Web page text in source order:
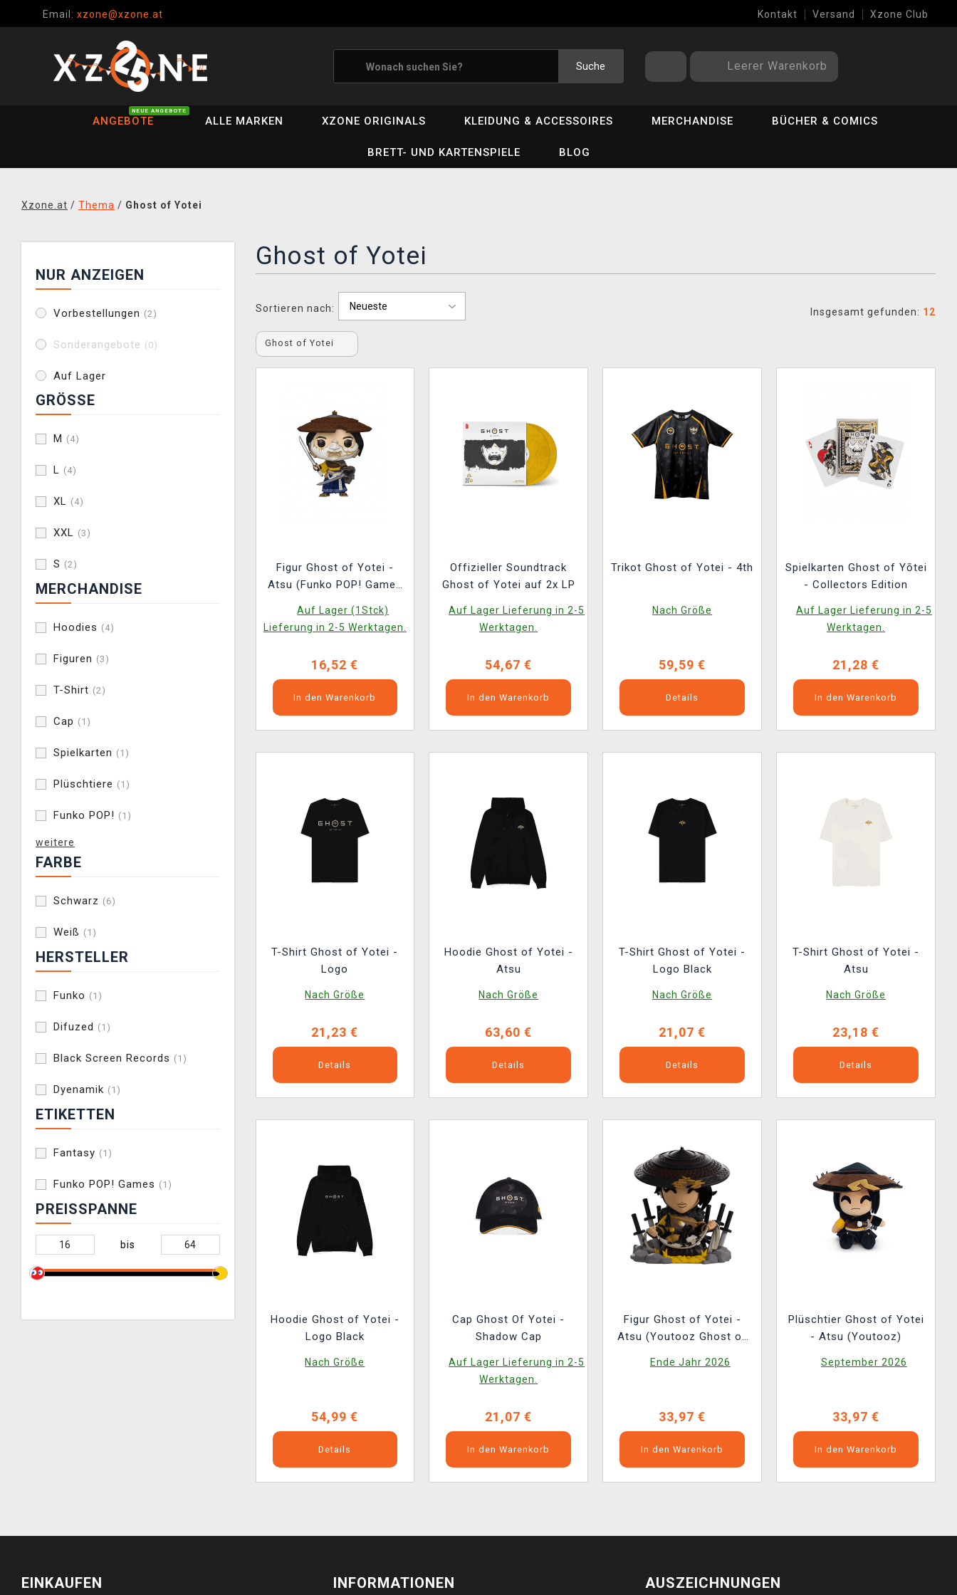
Email: xzone@xzone.at Kontakt Versand Xzone Club
Suche Leerer Warenkorb
ANGEBOTE
NEUE ANGEBOTE
ALLE MARKEN XZONE ORIGINALS KLEIDUNG & ACCESSOIRES MERCHANDISE BÜCHER & COMICS
BRETT- UND KARTENSPIELE BLOG
Xzone.at / Thema / Ghost of Yotei
NUR ANZEIGEN
Vorbestellungen (2)
Sonderangebote (0)
Auf Lager
GRÖSSE
M (4)
L (4)
XL (4)
XXL (3)
S (2)
MERCHANDISE
Hoodies (4)
Figuren (3)
T-Shirt (2)
Cap (1)
Spielkarten (1)
Plüschtiere (1)
Funko POP! (1)
weitere
FARBE
Schwarz (6)
Weiß (1)
HERSTELLER
Funko (1)
Difuzed (1)
Black Screen Records (1)
Dyenamik (1)
ETIKETTEN
Fantasy (1)
Funko POP! Games (1)
PREISSPANNE
bis
Ghost of Yotei
Sortieren nach: Insgesamt gefunden: 12
Ghost of Yotei
Figur Ghost of Yotei -
Atsu (Funko POP! Games
Auf Lager (1Stck)
Lieferung in 2-5 Werktagen.
16,52 €
In den Warenkorb
Offizieller Soundtrack
Ghost of Yotei auf 2x LP
Auf Lager Lieferung in 2-5
Werktagen.
54,67 €
In den Warenkorb
Trikot Ghost of Yotei - 4th
Nach Größe
59,59 €
Details
Spielkarten Ghost of Yōtei
- Collectors Edition
Auf Lager Lieferung in 2-5
Werktagen.
21,28 €
In den Warenkorb
T-Shirt Ghost of Yotei -
Logo
Nach Größe
21,23 €
Details
Hoodie Ghost of Yotei -
Atsu
Nach Größe
63,60 €
Details
T-Shirt Ghost of Yotei -
Logo Black
Nach Größe
21,07 €
Details
T-Shirt Ghost of Yotei -
Atsu
Nach Größe
23,18 €
Details
Hoodie Ghost of Yotei -
Logo Black
Nach Größe
54,99 €
Details
Cap Ghost Of Yotei -
Shadow Cap
Auf Lager Lieferung in 2-5
Werktagen.
21,07 €
In den Warenkorb
Figur Ghost of Yotei -
Atsu (Youtooz Ghost of
Ende Jahr 2026
33,97 €
In den Warenkorb
Plüschtier Ghost of Yotei
- Atsu (Youtooz)
September 2026
33,97 €
In den Warenkorb
EINKAUFEN INFORMATIONEN AUSZEICHNUNGEN